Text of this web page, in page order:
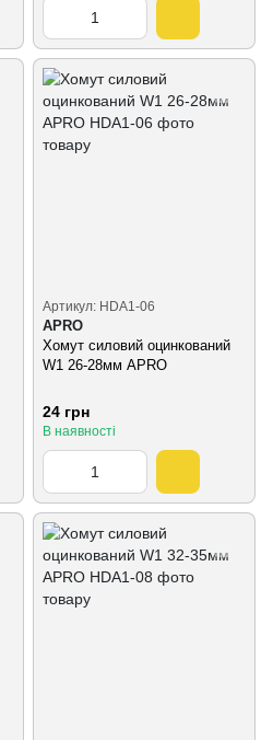
Артикул: HDA1-06
APRO
Хомут силовий оцинкований
W1 26-28мм APRO
24 грн
В наявності